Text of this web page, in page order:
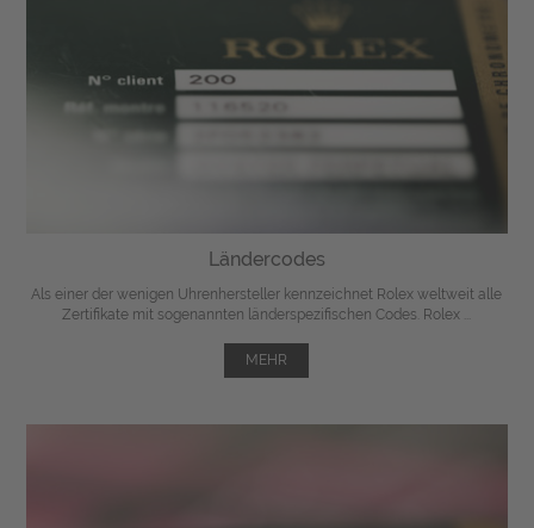
Ländercodes
Als einer der wenigen Uhrenhersteller kennzeichnet Rolex weltweit alle
Zertifikate mit sogenannten länderspezifischen Codes. Rolex ...
MEHR